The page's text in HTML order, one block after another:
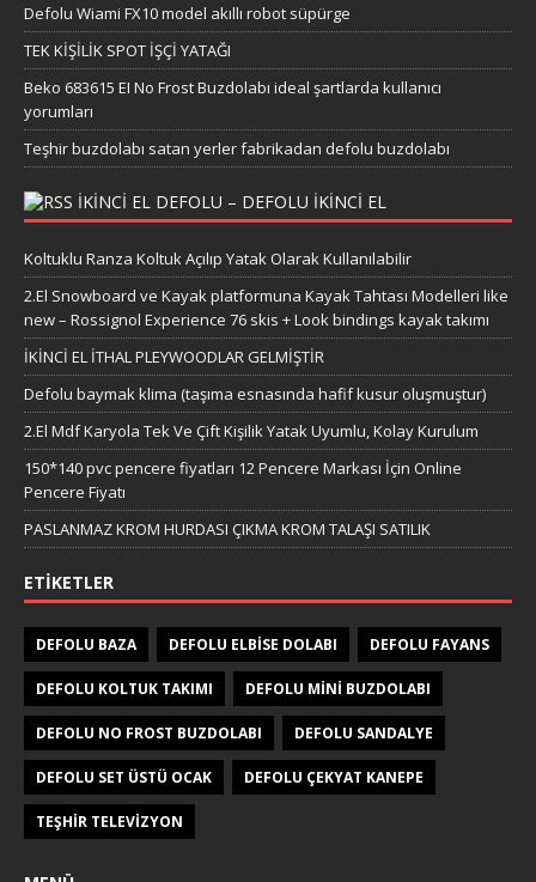
Defolu Wiami FX10 model akıllı robot süpürge
TEK KİŞİLİK SPOT İŞÇİ YATAĞI
Beko 683615 EI No Frost Buzdolabı ideal şartlarda kullanıcı
yorumları
Teşhir buzdolabı satan yerler fabrikadan defolu buzdolabı
IKINCI EL DEFOLU – DEFOLU IKINCI EL
Koltuklu Ranza Koltuk Açılıp Yatak Olarak Kullanılabilir
2.El Snowboard ve Kayak platformuna Kayak Tahtası Modelleri like
new – Rossignol Experience 76 skis + Look bindings kayak takımı
İKİNCİ EL İTHAL PLEYWOODLAR GELMİŞTİR
Defolu baymak klima (taşıma esnasında hafif kusur oluşmuştur)
2.El Mdf Karyola Tek Ve Çift Kişilik Yatak Uyumlu, Kolay Kurulum
150*140 pvc pencere fiyatları 12 Pencere Markası İçin Online
Pencere Fiyatı
PASLANMAZ KROM HURDASI ÇIKMA KROM TALAŞI SATILIK
ETIKETLER
DEFOLU BAZA DEFOLU ELBISE DOLABI DEFOLU FAYANS
DEFOLU KOLTUK TAKIMI DEFOLU MINI BUZDOLABI
DEFOLU NO FROST BUZDOLABI DEFOLU SANDALYE
DEFOLU SET ÜSTÜ OCAK DEFOLU ÇEKYAT KANEPE
TEŞHIR TELEVIZYON